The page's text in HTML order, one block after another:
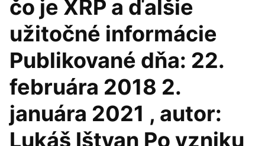
čo je XRP a ďalšie
užitočné informácie
Publikované dňa: 22.
februára 2018 2.
januára 2021 , autor:
Lukáš Ištvan Po vzniku